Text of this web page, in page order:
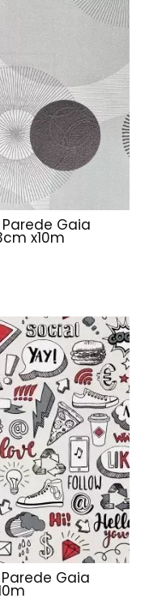
Parede Gaia
x10m
Parede Gaia